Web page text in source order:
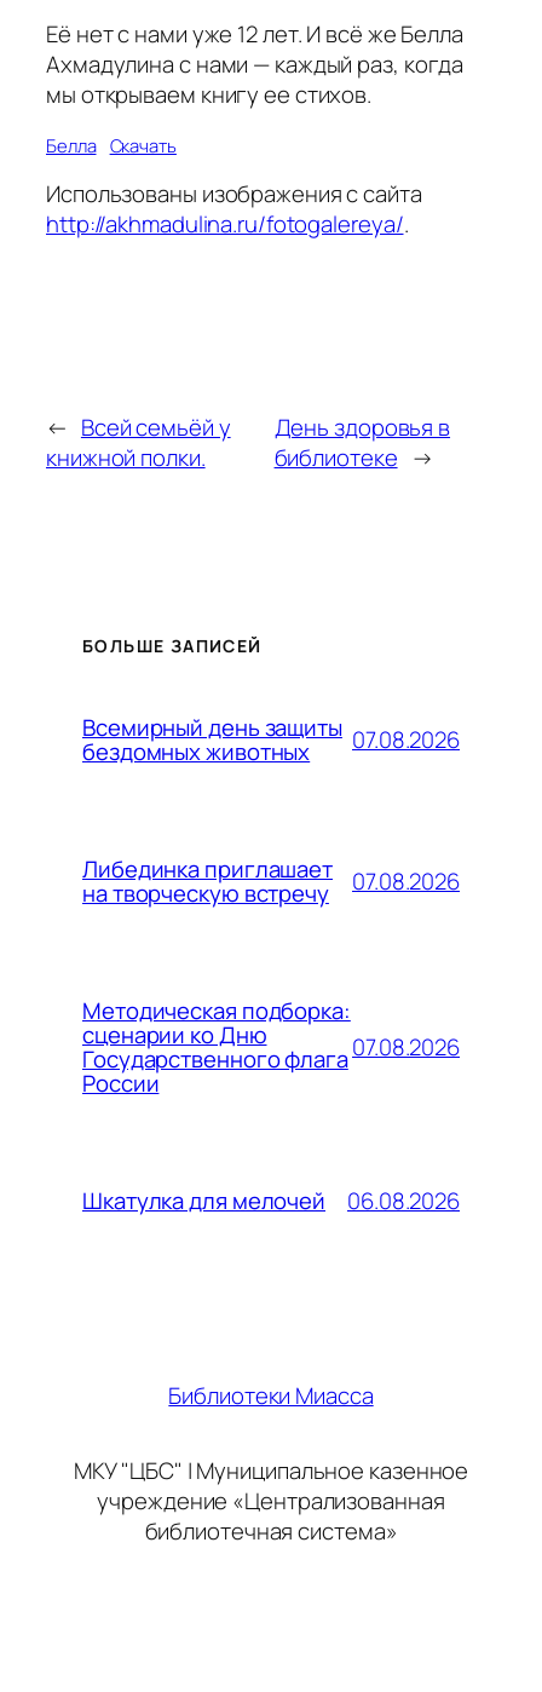
Её нет с нами уже 12 лет. И всё же Белла
Ахмадулина с нами — каждый раз, когда
мы открываем книгу ее стихов.
Белла Скачать
Использованы изображения с сайта
http://akhmadulina.ru/fotogalereya/.
← Всей семьёй у
книжной полки.
День здоровья в
библиотеке →
БОЛЬШЕ ЗАПИСЕЙ
Всемирный день защиты
бездомных животных 07.08.2026
Либединка приглашает
на творческую встречу 07.08.2026
Методическая подборка:
сценарии ко Дню
Государственного флага
России
07.08.2026
Шкатулка для мелочей 06.08.2026
Библиотеки Миасса
МКУ "ЦБС" | Муниципальное казенное
учреждение «Централизованная
библиотечная система»